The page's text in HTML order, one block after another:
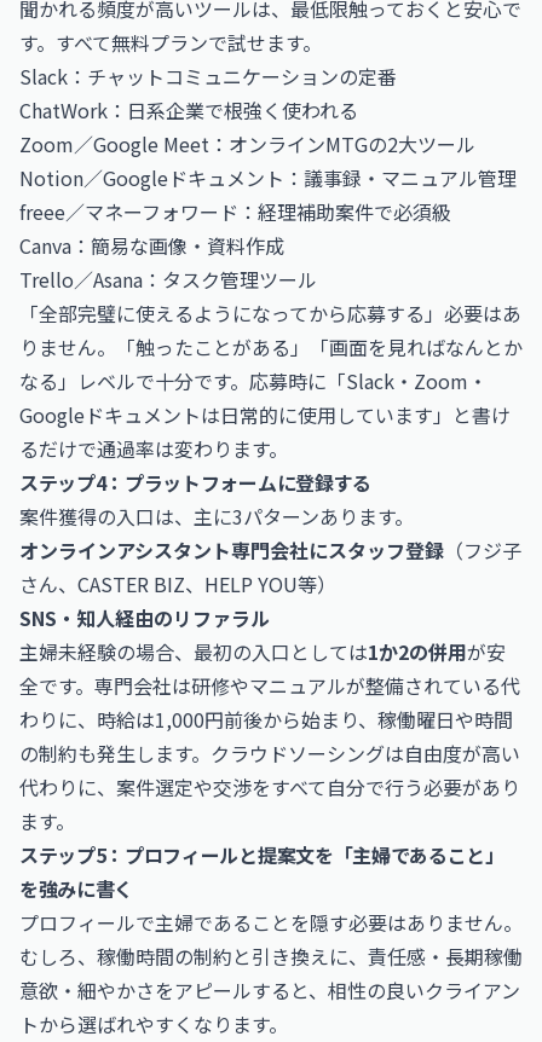
聞かれる頻度が高いツールは、最低限触っておくと安心で
す。すべて無料プランで試せます。
Slack：チャットコミュニケーションの定番
ChatWork：日系企業で根強く使われる
Zoom／Google Meet：オンラインMTGの2大ツール
Notion／Googleドキュメント：議事録・マニュアル管理
freee／マネーフォワード：経理補助案件で必須級
Canva：簡易な画像・資料作成
Trello／Asana：タスク管理ツール
「全部完璧に使えるようになってから応募する」必要はあ
りません。「触ったことがある」「画面を見ればなんとか
なる」レベルで十分です。応募時に「Slack・Zoom・
Googleドキュメントは日常的に使用しています」と書け
るだけで通過率は変わります。
ステップ4：プラットフォームに登録する
案件獲得の入口は、主に3パターンあります。
オンラインアシスタント専門会社にスタッフ登録 （フジ子
さん、CASTER BIZ、HELP YOU等）
SNS・知人経由のリファラル
主婦未経験の場合、最初の入口としては1か2の併用が安
全です。専門会社は研修やマニュアルが整備されている代
わりに、時給は1,000円前後から始まり、稼働曜日や時間
の制約も発生します。クラウドソーシングは自由度が高い
代わりに、案件選定や交渉をすべて自分で行う必要があり
ます。
ステップ5：プロフィールと提案文を「主婦であること」
を強みに書く
プロフィールで主婦であることを隠す必要はありません。
むしろ、稼働時間の制約と引き換えに、責任感・長期稼働
意欲・細やかさをアピールすると、相性の良いクライアン
トから選ばれやすくなります。